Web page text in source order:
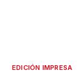
EDICIÓN IMPRESA